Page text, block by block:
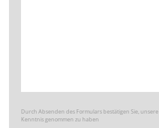
Durch Absenden des Formulars bestätigen Sie, unsere
Kenntnis genommen zu haben